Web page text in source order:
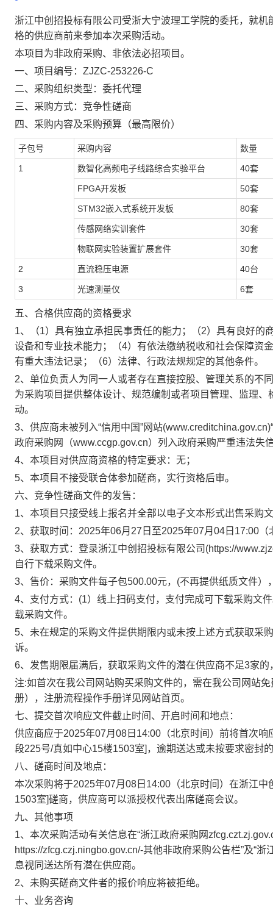
浙江中创招投标有限公司受浙大宁波理工学院的委托，就
格的供应商前来参加本次采购活动。
本项目为非政府采购、非依法必招项目。
一、项目编号：ZJZC-253226-C
二、采购组织类型：委托代理
三、采购方式：竞争性磋商
四、采购内容及采购预算 （最高限价）
子包号 采购内容 数量
1 数智化高频电子线路综合实验平台 40套
FPGA开发板 50套
STM32嵌入式系统开发板 80套
传感网络实训套件 30套
物联网实验装置扩展套件 30套
2 直流稳压电源 40台
3 光速测量仪 6套
五、 合格供应商的资格要求
1、（1）具有独立承担民事责任的能力；（2）具有良好
设备和专业技术能力；（4）有依法缴纳税收和社会保障资
有重大违法记录；（6）法律、行政法规规定的其他条件。
2、单位负责人为同一人或者存在直接控股、管理关系的不
为采购项目提供整体设计、规范编制或者项目管理、监理
动。
3、供应商未被列入“信用中国”网站
政府采购网（www.ccgp.gov.cn）列入政府采购严重违法失
4、本项目对供应商资格的特定要求：无；
5、本项目不接受联合体参加磋商，实行资格后审。
六、竞争性磋商文件的发售：
1、本项目只接受线上报名并全部以电子文本形式出售采购
2、获取时间：2025年06月 27 日至2025年07月04 日17:00（
3、获取方式：登录浙江中创招投标有限公司(https://
自行下载采购文件。
3、售价：采购文件每子包500.00元，(不再提供纸质文件）
4、支付方式：(1）线上扫码支付，支付完成可下载采购文
载采购文件。
5、未在规定的采购文件提供期限内或未按上述方式获取采
诉。
6、发售期限届满后，获取采购文件的潜在供应商不足3家
注:如首次在我公司网站购买采购文件的，需在我公司网站
册），注册流程操作手册详见网站首页。
七、提交首次响应文件截止时间、开启时间和地点：
供应商应于2025年07月08 日14:00（北京时间）前将首次响
段225号/真如中心15楼1503室]，逾期送达或未按要求密封的
八、磋商时间及地点 ：
本次采购将于2025年07月08 日14:00（北京时间）在浙江中
1503室]磋商，供应商可以派授权代表出席磋商会议。
九、其他事项
1、本次采购活动有关信息在“浙江政府采购网
https://zfcg.czj.ningbo.gov.cn/-其他非政府采购公告栏”及“
息视同送达所有潜在供应商。
2、未购买磋商文件者的报价响应将被拒绝。
十、业务咨询